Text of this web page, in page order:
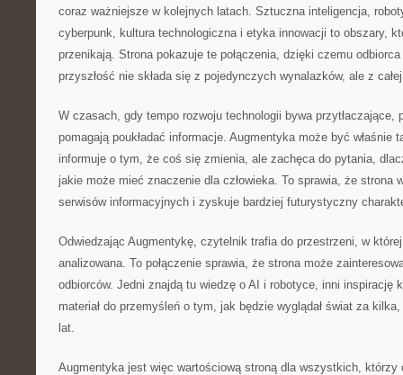
coraz ważniejsze w kolejnych latach. Sztuczna inteligencja,
cyberpunk, kultura technologiczna i etyka innowacji to obszary,
przenikają. Strona pokazuje te połączenia, dzięki czemu
przyszłość nie składa się z pojedynczych wynalazków, ale z
W czasach, gdy tempo rozwoju technologii bywa przytłaczające,
pomagają poukładać informacje. Augmentyka może być właśnie
informuje o tym, że coś się zmienia, ale zachęca do pytania,
jakie może mieć znaczenie dla człowieka. To sprawia, że strona
serwisów informacyjnych i zyskuje bardziej futurystyczny
Odwiedzając Augmentykę, czytelnik trafia do przestrzeni, w
analizowana. To połączenie sprawia, że strona może
odbiorców. Jedni znajdą tu wiedzę o AI i robotyce, inni inspirację
materiał do przemyśleń o tym, jak będzie wyglądał świat za
lat.
Augmentyka jest więc wartościową stroną dla wszystkich, którzy